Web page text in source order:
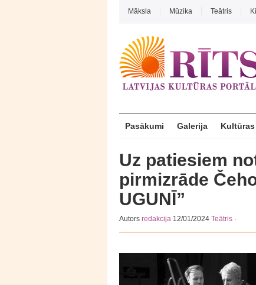
Māksla Mūzika Teātris
Pasākumi Galerija
Uz patiesiem
pirmizrāde
UGUNĪ”
Autors redakcija 12/01/2024 Teātris ·